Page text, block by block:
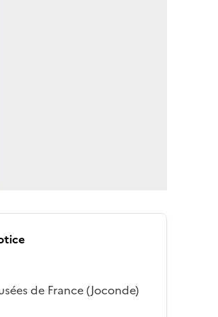
de France (Joconde)